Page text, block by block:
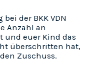
der BKK VDN
Anzahl an
und euer Kind das
überschritten hat,
Zuschuss.